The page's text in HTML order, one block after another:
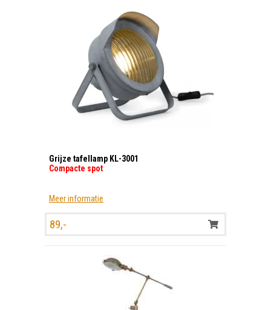
Grijze tafellamp KL-3001
Compacte spot
Meer informatie
89,-